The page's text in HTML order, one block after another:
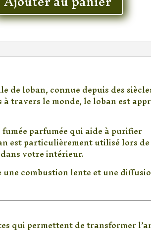
de loban, connue depuis des
travers le monde, le loban est
parfumée qui aide à purifier
est particulièrement utilisé lors
votre intérieur.
combustion lente et une
qui permettent de transformer